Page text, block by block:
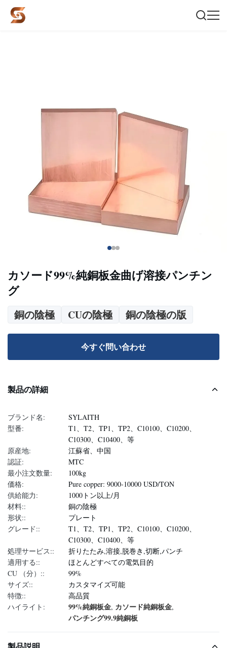
カソード99%純銅板金曲げ溶接パンチン
グ
銅の陰極 CUの陰極 銅の陰極の版
今すぐ問い合わせ
製品の詳細
ブランド名:
SYLAITH
型番:
T1、T2、TP1、TP2、C10100、C10200、
C10300、C10400、等
原産地:
江蘇省、中国
認証:
MTC
最小注文数量:
100kg
価格:
Pure copper: 9000-10000 USD/TON
供給能力:
1000トン以上/月
材料::
銅の陰極
形状::
プレート
グレード::
T1、T2、TP1、TP2、C10100、C10200、
C10300、C10400、等
処理サービス::
折りたたみ,溶接,脱巻き,切断,パンチ
適用する::
ほとんどすべての電気目的
CU （分）::
99%
サイズ::
カスタマイズ可能
特徴::
高品質
ハイライト:
99%純銅板金, カソード純銅板金,
パンチング99.9純銅板